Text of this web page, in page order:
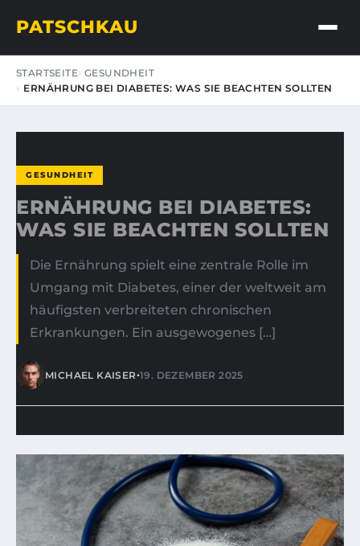
PATSCHKAU
STARTSEITE GESUNDHEIT
ERNÄHRUNG BEI DIABETES: WAS SIE BEACHTEN SOLLTEN
GESUNDHEIT
ERNÄHRUNG BEI DIABETES:
WAS SIE BEACHTEN SOLLTEN
Die Ernährung spielt eine zentrale Rolle im
Umgang mit Diabetes, einer der weltweit am
häufigsten verbreiteten chronischen
Erkrankungen. Ein ausgewogenes […]
MICHAEL KAISER•19. DEZEMBER 2025